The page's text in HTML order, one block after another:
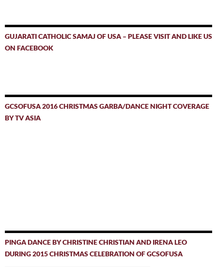
GUJARATI CATHOLIC SAMAJ OF USA – PLEASE VISIT AND LIKE US
ON FACEBOOK
GCSOFUSA 2016 CHRISTMAS GARBA/DANCE NIGHT COVERAGE
BY TV ASIA
PINGA DANCE BY CHRISTINE CHRISTIAN AND IRENA LEO
DURING 2015 CHRISTMAS CELEBRATION OF GCSOFUSA